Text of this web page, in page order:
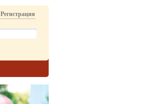
Регистрация